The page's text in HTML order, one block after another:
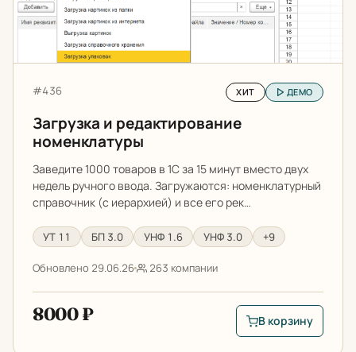
Цена до (₽)
Только разработки с демо
Артикул:
#436 ХИТ ДЕМО
Загрузка и редактирование
номенклатуры
Заведите 1000 товаров в 1С за 15 минут вместо двух
недель ручного ввода. Загружаются: номенклатурный
справочник (с иерархией) и все его рек…
УТ 11 БП 3.0 УНФ 1.6 УНФ 3.0 +9
Обновлено 29.06.26 263 компании
8000 ₽
В корзину:
В корзину